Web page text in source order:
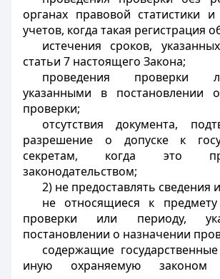
органах правовой статистики
учетов, когда такая регистрация
истечения сроков,
статьи 7 настоящего Закона;
проведения проверки
указанными в постановлении
проверки;
отсутствия документа,
разрешение о допуске к
секретам, когда это
законодательством;
2) не предоставлять сведения
не относящиеся к
проверки или периоду,
постановлении о назначении
содержащие
иную охраняемую